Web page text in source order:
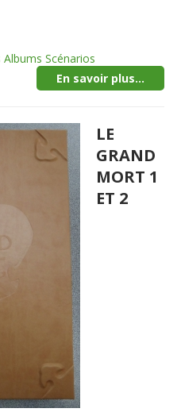
Scénarios
En savoir plus...
LE
GRAND
MORT 1
ET 2